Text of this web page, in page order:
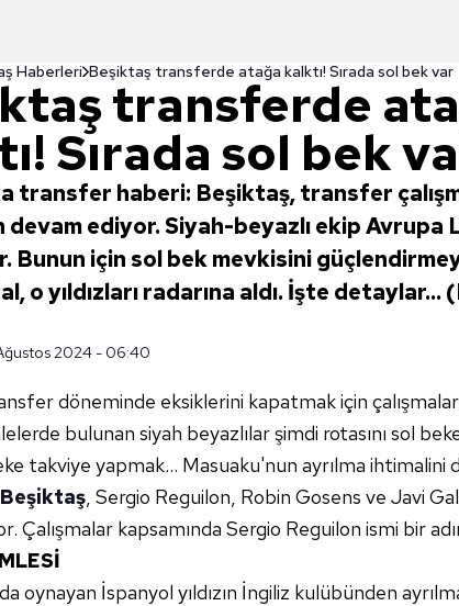
Haberleri Beşiktaş transferde atağa kalktı! Sırada sol bek var
transferde
Sırada sol bek
transfer haberi: Beşiktaş, transfer
devam ediyor. Siyah-beyazlı ekip Avrupa
Bunun için sol bek mevkisini
o yıldızları radarına aldı. İşte detaylar...
2024 - 06:40
döneminde eksiklerini kapatmak için
bulunan siyah beyazlılar şimdi rotasını sol
takviye yapmak... Masuaku'nun ayrılma ihtimalini
Beşiktaş, Sergio Reguilon, Robin Gosens ve Javi
Çalışmalar kapsamında Sergio Reguilon ismi bir
oynayan İspanyol yıldızın İngiliz kulübünden